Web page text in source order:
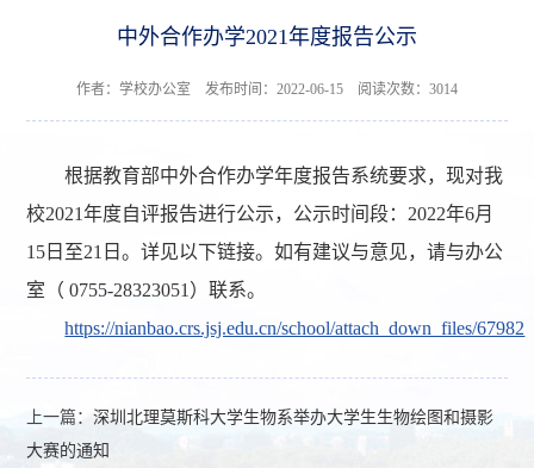
中外合作办学2021年度报告公示
作者：学校办公室 发布时间：2022-06-15 阅读次数： 3014
根据教育部中外合作办学年度报告系统要求，现对我
校2021年度自评报告进行公示，公示时间段：2022年6月
15日至21日。详见以下链接。如有建议与意见，请与办公
室（ 0755-28323051）联系。
https://nianbao.crs.jsj.edu.cn/school/attach_down_files/67982
上一篇：深圳北理莫斯科大学生物系举办大学生生物绘图和摄影
大赛的通知